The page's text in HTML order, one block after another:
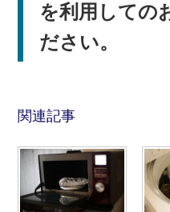
を利用しての
ださい。
関連記事